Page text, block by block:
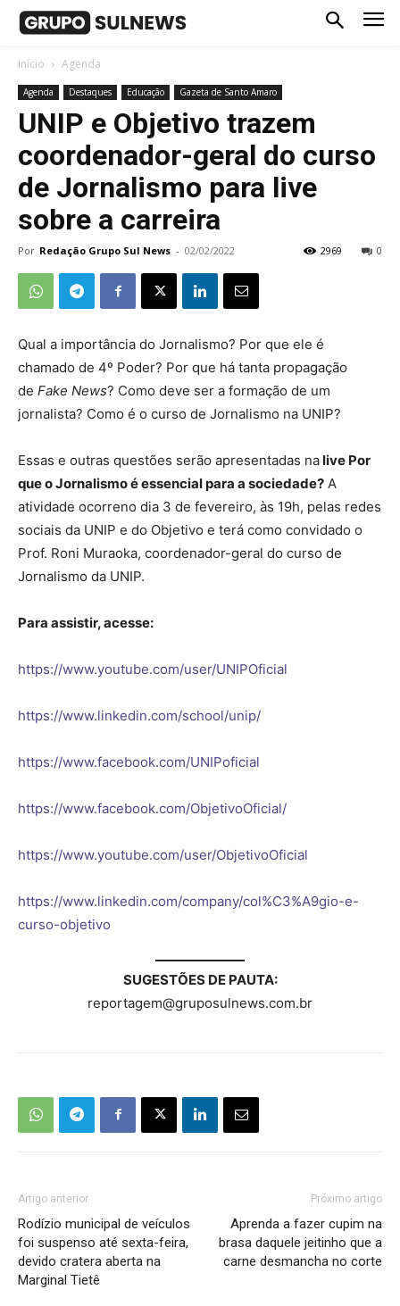
Início Agenda
Agenda Destaques Educação Gazeta de Santo Amaro
UNIP e Objetivo trazem
coordenador-geral do curso
de Jornalismo para live
sobre a carreira
Por Redação Grupo Sul News - 02/02/2022 0
2969
Qual a importância do Jornalismo? Por que ele é
chamado de 4º Poder? Por que há tanta propagação
de Fake News? Como deve ser a formação de um
jornalista? Como é o curso de Jornalismo na UNIP?
Essas e outras questões serão apresentadas nalive Por
que o Jornalismo é essencial para a sociedade? A
atividade ocorreno dia 3 de fevereiro, às 19h, pelas redes
sociais da UNIP e do Objetivo e terá como convidado o
Prof. Roni Muraoka, coordenador-geral do curso de
Jornalismo da UNIP.
Para assistir, acesse:
https://www.youtube.com/user/UNIPOficial
https://www.linkedin.com/school/unip/
https://www.facebook.com/UNIPoficial
https://www.facebook.com/ObjetivoOficial/
https://www.youtube.com/user/ObjetivoOficial
https://www.linkedin.com/company/col%C3%A9gio-e-
curso-objetivo
SUGESTÕES DE PAUTA:
reportagem@gruposulnews.com.br
Artigo anterior
Rodízio municipal de veículos
foi suspenso até sexta-feira,
devido cratera aberta na
Marginal Tietê
Próximo artigo
Aprenda a fazer cupim na
brasa daquele jeitinho que a
carne desmancha no corte